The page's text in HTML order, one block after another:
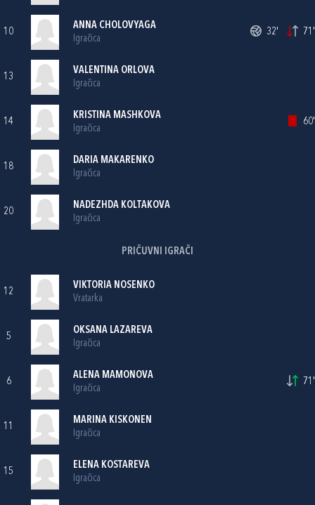
10
ANNA CHOLOVYAGA
Igračica
32' 71'
13
VALENTINA ORLOVA
Igračica
14
KRISTINA MASHKOVA
Igračica
60'
18
DARIA MAKARENKO
Igračica
20
NADEZHDA KOLTAKOVA
Igračica
PRIČUVNI IGRAČI
12
VIKTORIA NOSENKO
Vratarka
5
OKSANA LAZAREVA
Igračica
6
ALENA MAMONOVA
Igračica
71'
11
MARINA KISKONEN
Igračica
15
ELENA KOSTAREVA
Igračica